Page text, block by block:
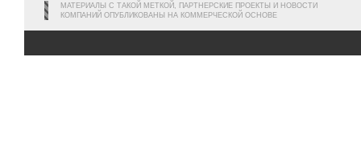
МАТЕРИАЛЫ С ТАКОЙ МЕТКОЙ, ПАРТНЕРСКИЕ ПРОЕКТЫ И НОВОСТИ
КОМПАНИЙ ОПУБЛИКОВАНЫ НА КОММЕРЧЕСКОЙ ОСНОВЕ